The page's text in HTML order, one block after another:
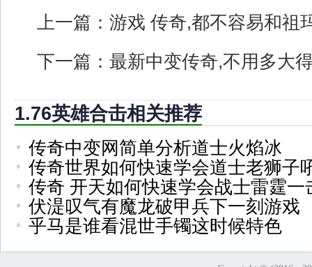
上一篇： 游戏 传奇,都不容易和祖
下一篇： 最新中变传奇,不用多大
1.76英雄合击相关推荐
传奇中变网简单分析道士火焰冰
传奇世界如何快速学会道士老狮子
传奇 开天如何快速学会战士雷霆一
伏湜叹气有魔龙破甲兵下一刻游戏
乎马是谁看混世手镯这时候特色